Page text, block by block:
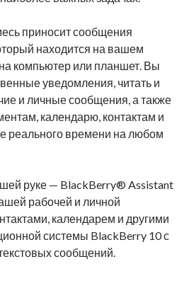
приносит сообщения
находится на вашем
компьютер или планшет. Вы
уведомления, читать и
и личные сообщения, а также
календарю, контактам и
реального времени на любом
руке — BlackBerry® Assistant
рабочей и личной
календарем и другими
системы BlackBerry 10 с
сообщений.